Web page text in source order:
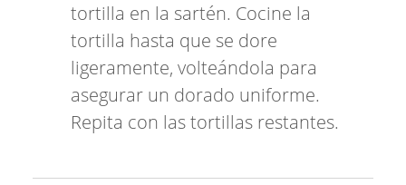
tortilla en la sartén. Cocine la
tortilla hasta que se dore
ligeramente, volteándola para
asegurar un dorado uniforme.
Repita con las tortillas restantes.